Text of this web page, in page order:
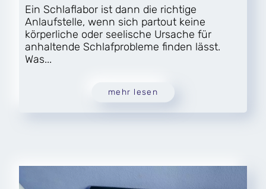
Ein Schlaflabor ist dann die richtige
Anlaufstelle, wenn sich partout keine
körperliche oder seelische Ursache für
anhaltende Schlafprobleme finden lässt.
Was...
mehr lesen